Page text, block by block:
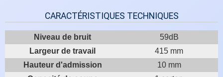
CARACTÉRISTIQUES TECHNIQUES
Niveau de bruit
59dB
Largeur de travail
415 mm
Hauteur d'admission
10 mm